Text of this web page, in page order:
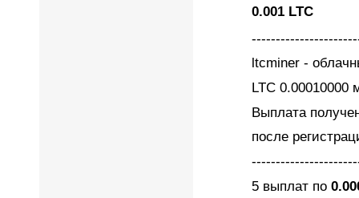
0.001 LTC
ltcminer -
LTС 0.00010000
Выплата
после
5 выплат по